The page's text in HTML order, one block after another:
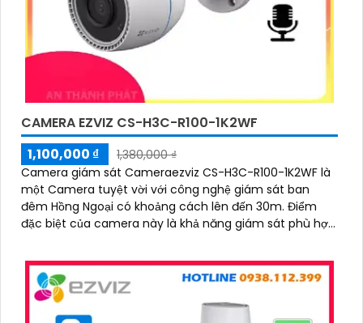
CAMERA EZVIZ CS-H3C-R100-1K2WF
1,100,000 ₫
1,380,000 ₫
Camera giám sát Cameraezviz CS-H3C-R100-1K2WF là
một Camera tuyệt vời với công nghệ giám sát ban
đêm Hồng Ngoại có khoảng cách lên đến 30m. Điểm
đặc biệt của camera này là khả năng giám sát phù hợp